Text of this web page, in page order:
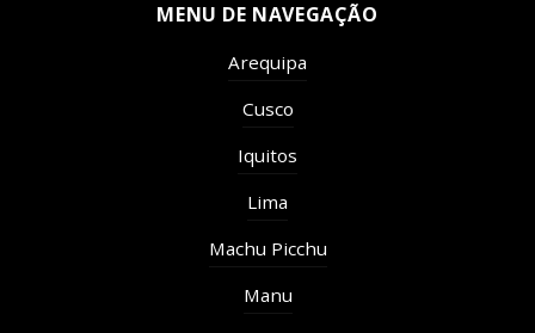
MENU DE NAVEGAÇÃO
Arequipa
Cusco
Iquitos
Lima
Machu Picchu
Manu